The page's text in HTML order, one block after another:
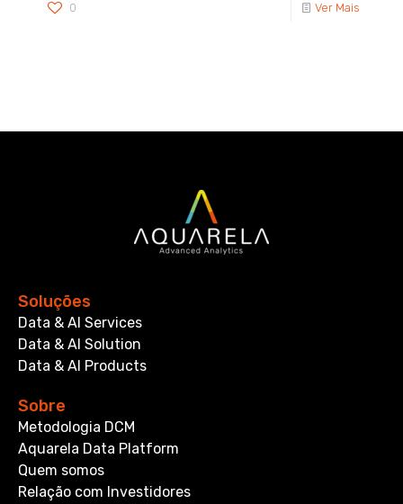
0 Ver Mais
Soluções
Data & AI Services
Data & AI Solution
Data & AI Products
Sobre
Metodologia DCM
Aquarela Data Platform
Quem somos
Relação com Investidores